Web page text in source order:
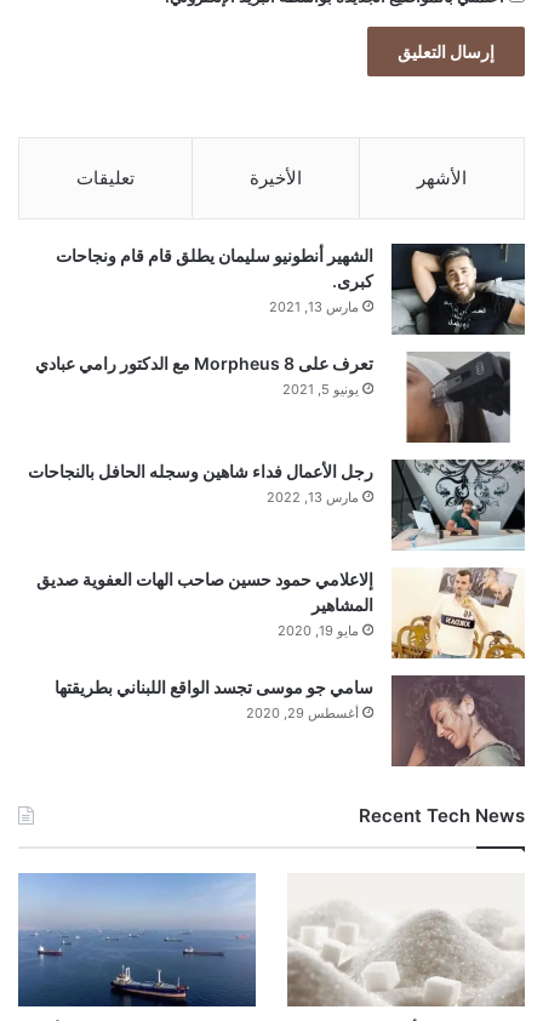
الأشهر الأخيرة تعليقات
الشهير أنطونيو سليمان يطلق قام قام ونجاحات
كبرى.
مارس 13, 2021
تعرف على Morpheus 8 مع الدكتور رامي عبادي
يونيو 5, 2021
رجل الأعمال فداء شاهين وسجله الحافل بالنجاحات
مارس 13, 2022
إلاعلامي حمود حسين صاحب الهات العفوية صديق
المشاهير
مايو 19, 2020
سامي جو موسى تجسد الواقع اللبناني بطريقتها
أغسطس 29, 2020
Recent Tech News